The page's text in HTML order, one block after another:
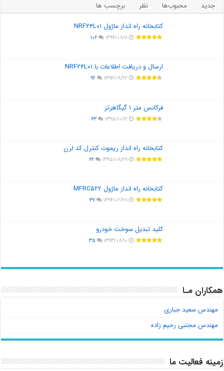
جدید محبوب‌ها نظر
برچسب ها
کتابخانه راه انداز ماژول NRF۲۴L۰۱
۱۳۹۴/۰۸/۱۱ ۱۰۶
ارسال و دریافت اطلاعات با NRF۲۴L۰۱
۱۳۹۴/۰۹/۲۲ ۹۲
فرکانس متر ۱ گیگاهرتز
۱۳۹۵/۱۰/۱۲ ۶۳
کتابخانه راه انداز ریموت کنترل کد لرن
۱۳۹۵/۰۸/۲۹ ۶۲
کتابخانه راه انداز ماژول MFRC۵۲۲
۱۳۹۴/۰۲/۲۸ ۳۷
کلید تبدیل سوخت خودرو
۱۳۹۳/۰۸/۱۰ ۳۵
همکاران مـا
مهندس سعید جباری
مهندس مجتبی رحیم زاده
زمینه فعالیت ما